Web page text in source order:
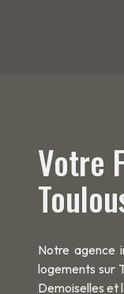
Votre
Notre agence
logements sur
Demoiselles et